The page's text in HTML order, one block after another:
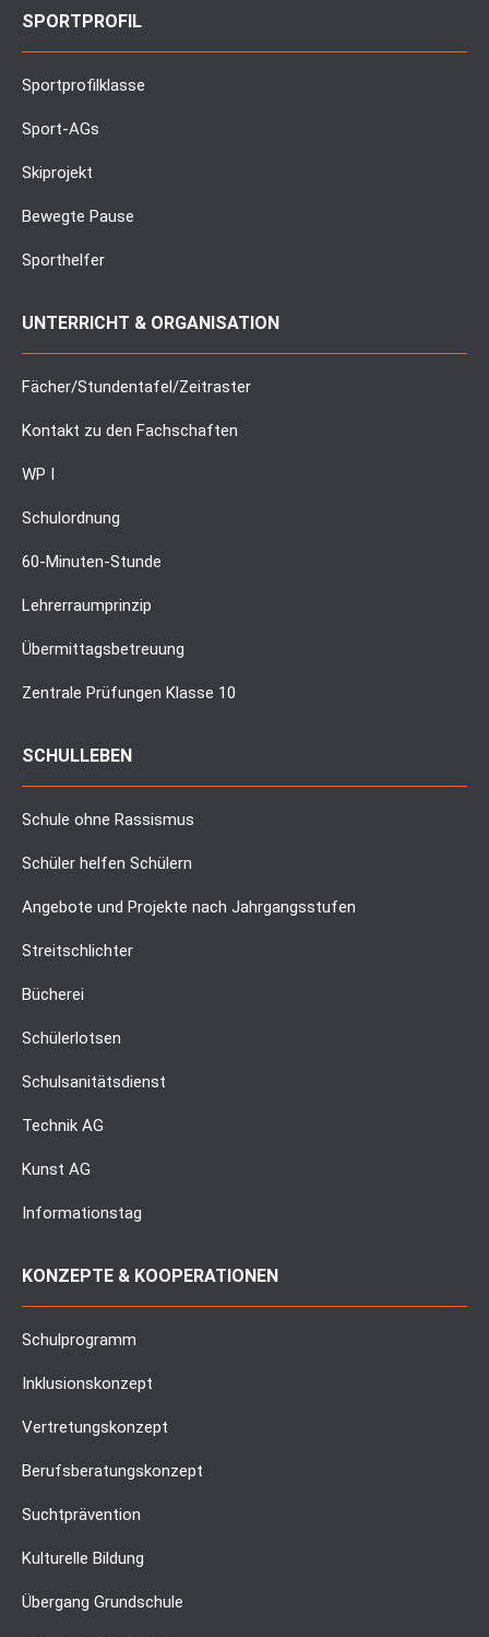
SPORTPROFIL
Sportprofilklasse
Sport-AGs
Skiprojekt
Bewegte Pause
Sporthelfer
UNTERRICHT & ORGANISATION
Fächer/Stundentafel/Zeitraster
Kontakt zu den Fachschaften
WP I
Schulordnung
60-Minuten-Stunde
Lehrerraumprinzip
Übermittagsbetreuung
Zentrale Prüfungen Klasse 10
SCHULLEBEN
Schule ohne Rassismus
Schüler helfen Schülern
Angebote und Projekte nach Jahrgangsstufen
Streitschlichter
Bücherei
Schülerlotsen
Schulsanitätsdienst
Technik AG
Kunst AG
Informationstag
KONZEPTE & KOOPERATIONEN
Schulprogramm
Inklusionskonzept
Vertretungskonzept
Berufsberatungskonzept
Suchtprävention
Kulturelle Bildung
Übergang Grundschule